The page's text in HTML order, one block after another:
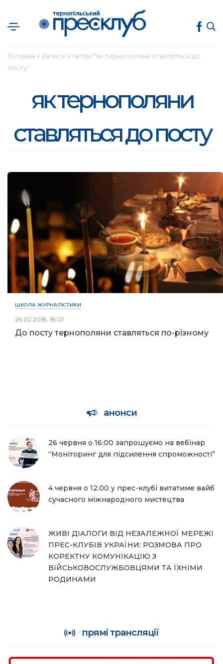
Головна ● Записи з тегом "як тернополяни ставляться до
посту"
як тернополяни
ставляться до посту
ШКОЛА ЖУРНАЛІСТИКИ
26.02.2018, 18:01
До посту тернополяни ставляться по-різному
анонси
26 червня о 16:00 запрошуємо на вебінар
“Моніторинг для підсилення спроможності”
4 червня о 12.00 у прес-клубі витатиме вайб
сучасного міжнародного мистецтва
ЖИВІ ДІАЛОГИ ВІД НЕЗАЛЕЖНОЇ МЕРЕЖІ
ПРЕС-КЛУБІВ УКРАЇНИ: РОЗМОВА ПРО
КОРЕКТНУ КОМУНІКАЦІЮ З
ВІЙСЬКОВОСЛУЖБОВЦЯМИ ТА ЇХНІМИ
РОДИНАМИ
прямі трансляції